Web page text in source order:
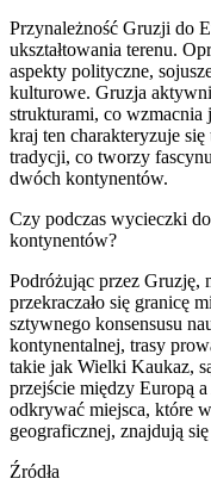
Przynależność Gruzji do
ukształtowania terenu.
aspekty polityczne,
kulturowe. Gruzja
strukturami, co wzmacnia
kraj ten charakteryzuje
tradycji, co tworzy
dwóch kontynentów.
Czy podczas wycieczki
kontynentów?
Podróżując przez Gruzję,
przekraczało się granicę
sztywnego konsensusu
kontynentalnej, trasy
takie jak Wielki Kaukaz,
przejście między Europą
odkrywać miejsca, które
geograficznej, znajdują
Źródła